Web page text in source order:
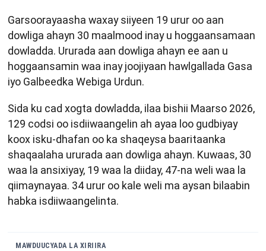
Garsoorayaasha waxay siiyeen 19 urur oo aan
dowliga ahayn 30 maalmood inay u hoggaansamaan
dowladda. Ururada aan dowliga ahayn ee aan u
hoggaansamin waa inay joojiyaan hawlgallada Gasa
iyo Galbeedka Webiga Urdun.
Sida ku cad xogta dowladda, ilaa bishii Maarso 2026,
129 codsi oo isdiiwaangelin ah ayaa loo gudbiyay
koox isku-dhafan oo ka shaqeysa baaritaanka
shaqaalaha ururada aan dowliga ahayn. Kuwaas, 30
waa la ansixiyay, 19 waa la diiday, 47-na weli waa la
qiimaynayaa. 34 urur oo kale weli ma aysan bilaabin
habka isdiiwaangelinta.
MAWDUUCYADA LA XIRIIRA